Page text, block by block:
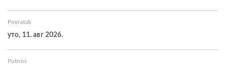
Povratak
уто, 11. авг 2026.
Putnici